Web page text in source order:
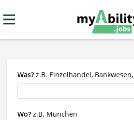
Was? z.B. Einzelhandel,
Wo? z.B. München